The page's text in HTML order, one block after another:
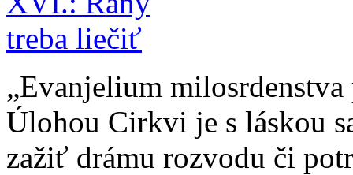
„Evanjelium
Úlohou Cirkvi je s láskou
zažiť drámu rozvodu či